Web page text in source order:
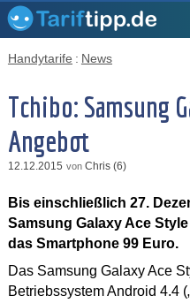
Handytarife : News
Tchibo: Samsung
Angebot
12.12.2015 von Chris (6)
Bis einschließlich 27.
Samsung Galaxy Ace
das Smartphone 99 Euro.
Das Samsung Galaxy Ace
Betriebssystem Android 4.4